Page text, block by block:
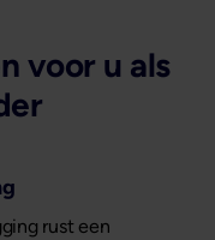
voor u als
rust een